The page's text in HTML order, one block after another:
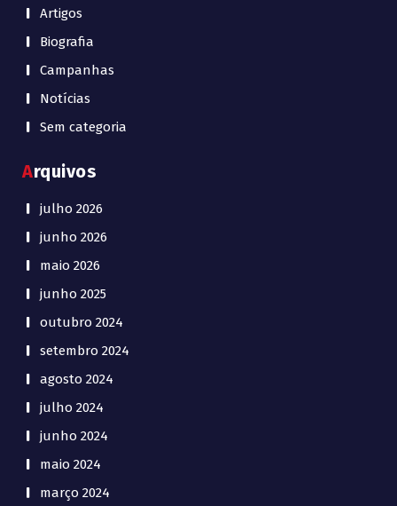
Artigos
Biografia
Campanhas
Notícias
Sem categoria
Arquivos
julho 2026
junho 2026
maio 2026
junho 2025
outubro 2024
setembro 2024
agosto 2024
julho 2024
junho 2024
maio 2024
março 2024